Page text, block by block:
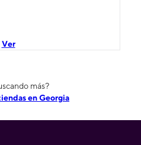
Ver
más?
en Georgia